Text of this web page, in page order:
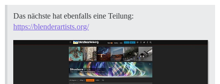
Das nächste hat ebenfalls eine Teilung:
https://blenderartists.org/